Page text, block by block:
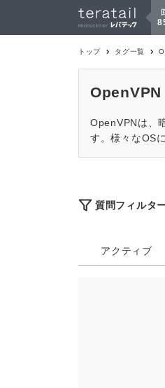
トップ タグ一覧
OpenVPN
OpenVPNは、
す。様々なOS
質問フィルタ
アクティブ